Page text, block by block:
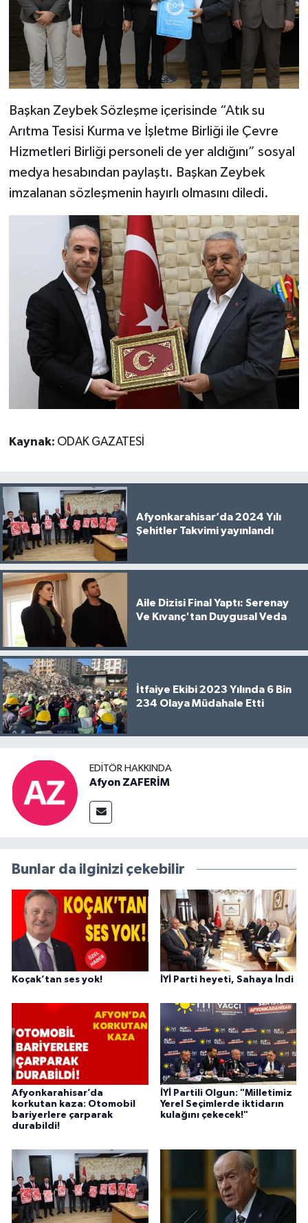
Başkan Zeybek Sözleşme içerisinde “Atık su
Arıtma Tesisi Kurma ve İşletme Birliği ile Çevre
Hizmetleri Birliği personeli de yer aldığını” sosyal
medya hesabından paylaştı. Başkan Zeybek
imzalanan sözleşmenin hayırlı olmasını diledi.
Kaynak: ODAK GAZATESİ
Afyonkarahisar’da 2024 Yılı
Şehitler Takvimi yayınlandı
Aile Dizisi Final Yaptı: Serenay
Ve Kıvanç'tan Duygusal Veda
İtfaiye Ekibi 2023 Yılında 6 Bin
234 Olaya Müdahale Etti
EDITÖR HAKKINDA
Afyon ZAFERİM
Bunlar da ilginizi çekebilir
Koçak’tan ses yok! İYİ Parti heyeti, Sahaya İndi
Afyonkarahisar’da
korkutan kaza: Otomobil
bariyerlere çarparak
durabildi!
İYİ Partili Olgun: "Milletimiz
Yerel Seçimlerde iktidarın
kulağını çekecek!"